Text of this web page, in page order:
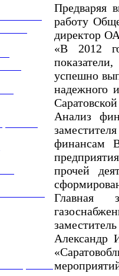
Предваряя
работу
директор
«В 2012
успешно
надежного
Анализ
финансам
прочей
Главная
Александр